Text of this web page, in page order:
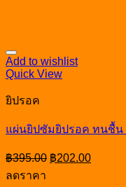
Add to wishlist
Quick View
ยิปรอค
แผ่นยิปซัมยิปรอค ทนชื้น
฿395.00 Original
price
฿202.00Current
price
ลดราคา